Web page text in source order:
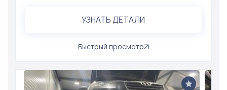
УЗНАТЬ ДЕТАЛИ
Быстрый просмотр